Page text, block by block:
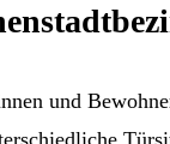
und